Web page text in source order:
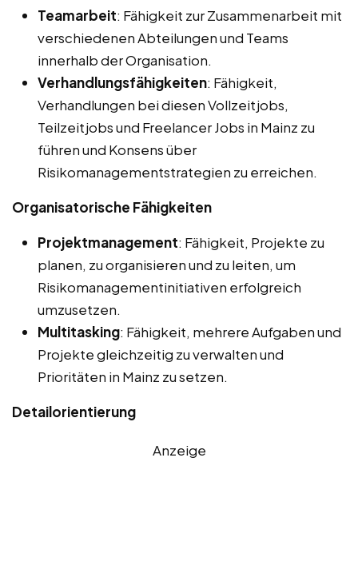
Teamarbeit: Fähigkeit zur Zusammenarbeit mit
verschiedenen Abteilungen und Teams
innerhalb der Organisation.
Verhandlungsfähigkeiten: Fähigkeit,
Verhandlungen bei diesen Vollzeitjobs,
Teilzeitjobs und Freelancer Jobs in Mainz zu
führen und Konsens über
Risikomanagementstrategien zu erreichen.
Organisatorische Fähigkeiten
Projektmanagement: Fähigkeit, Projekte zu
planen, zu organisieren und zu leiten, um
Risikomanagementinitiativen erfolgreich
umzusetzen.
Multitasking: Fähigkeit, mehrere Aufgaben und
Projekte gleichzeitig zu verwalten und
Prioritäten in Mainz zu setzen.
Detailorientierung
Anzeige